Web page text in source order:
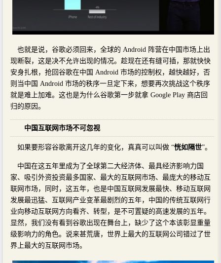
也就是说，谷歌必须回来，全球的 Android 阵营在中国市场上出
现断裂，这是决不允许出现的情况。趁现在还有缝可插，那就快快
安身扎根，抢回谷歌在中国 Android 市场的控制权，越快越好，否
则当中国 Android 市场的秩序一旦定下来，想要再次挑战这个秩序
就是难上加难。这也是为什么谷歌第一步就拿 Google Play 商店回
归的原因。
中国互联网市场不可忽视
如果要形容谷歌离开这几年的变化，真真可以叫做 “恍如隔世”。
中国在这五年里成为了全球第二大经济体、最具经济影响力国
家、吸引外资投资最多国家、最大的互联网市场、最庞大的移动互
联网市场，同时，这五年，也是中国互联网发展最快、移动互联网
发展最迅猛、互联网产业变革最剧烈的五年，中国的传统互联网行
业向移动互联网方向看齐、转型，是不可置疑的高速发展的五年。
显然，我们没有看到谷歌出现在舞台上，缺少了这个本该彰显重量
级影响力的角色。说来甚荒唐，世界上最大的互联网公司错过了世
界上最大的互联网市场。